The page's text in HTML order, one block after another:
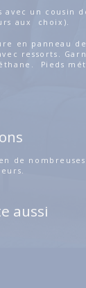
avec un cousin
aux choix).
en panneau
ressorts.
Pieds
de
aussi